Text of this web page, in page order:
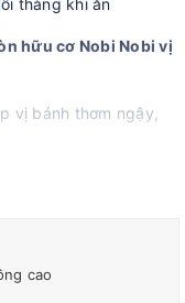
hữu cơ Nobi Nobi vị
vị bánh thơm ngậy,
giúp bé dễ cầm, dễ
đầu: KHÔNG chứa
cao